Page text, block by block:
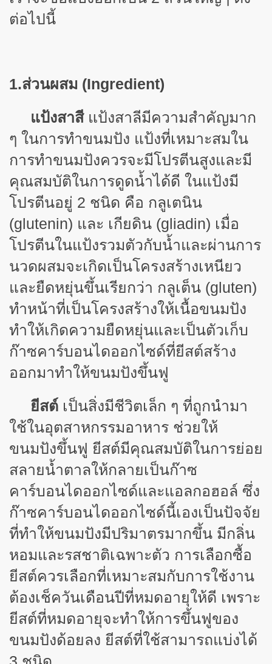
ต่อไปนี้
1.ส่วนผสม (Ingredient)
แป้งสาสีแป้งสาลีมีความสำคัญมาก
ๆ ในการทำขนมปัง แป้งที่เหมาะสมใน
การทำขนมปังควรจะมีโปรตีนสูงและมี
คุณสมบัติในการดูดน้ำได้ดี ในแป้งมี
โปรตีนอยู่ 2 ชนิด คือ กลูเตนิน
(glutenin) และ เกียดิน (gliadin) เมื่อ
โปรตีนในแป้งรวมตัวกับน้ำและผ่านการ
นวดผสมจะเกิดเป็นโครงสร้างเหนียว
และยืดหยุ่นขึ้นเรียกว่า กลูเต็น (gluten)
ทำหน้าที่เป็นโครงสร้างให้เนื้อขนมปัง
ทำให้เกิดความยืดหยุ่นและเป็นตัวเก็บ
ก๊าซคาร์บอนไดออกไซด์ที่ยีสต์สร้าง
ออกมาทำให้ขนมปังขึ้นฟู
ยีสต์ เป็นสิ่งมีชีวิตเล็ก ๆ ที่ถูกนำมา
ใช้ในอุตสาหกรรมอาหาร ช่วยให้
ขนมปังขึ้นฟู ยีสต์มีคุณสมบัติในการย่อย
สลายน้ำตาลให้กลายเป็นก๊าซ
คาร์บอนไดออกไซด์และแอลกอฮอล์ ซึ่ง
ก๊าซคาร์บอนไดออกไซด์นี้เองเป็นปัจจัย
ที่ทำให้ขนมปังมีปริมาตรมากขึ้น มีกลิ่น
หอมและรสชาติเฉพาะตัว การเลือกซื้อ
ยีสต์ควรเลือกที่เหมาะสมกับการใช้งาน
ต้องเช็ควันเดือนปีที่หมดอายุให้ดี เพราะ
ยีสต์ที่หมดอายุจะทำให้การขึ้นฟูของ
ขนมปังด้อยลง ยีสต์ที่ใช้สามารถแบ่งได้